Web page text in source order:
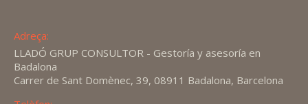
Adreça:
LLADÓ GRUP CONSULTOR - Gestoría y asesoría en
Badalona
Carrer de Sant Domènec, 39, 08911 Badalona, Barcelona